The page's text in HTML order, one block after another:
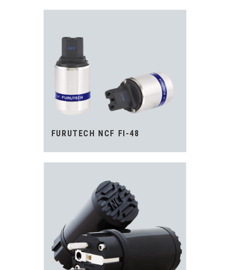
FURUTECH NCF FI-48